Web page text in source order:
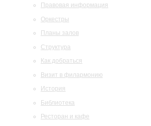
Правовая информация
Оркестры
Планы залов
Структура
Как добраться
Визит в филармонию
История
Библиотека
Ресторан и кафе